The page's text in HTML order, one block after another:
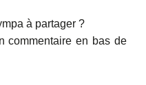
à partager ?
commentaire en bas de